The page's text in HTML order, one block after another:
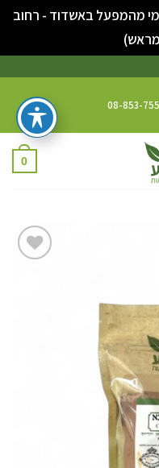
מהמפעל באשדוד - רחוב
0